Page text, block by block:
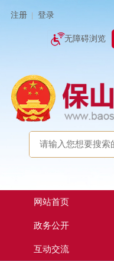
注册 登录
无障碍浏览
网站首页
政务公开
互动交流